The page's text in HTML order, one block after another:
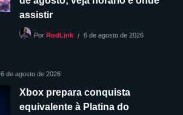
assistir
Por RodLink 6 de agosto de 2026
6 de agosto de 2026
Xbox prepara conquista
equivalente à Platina do